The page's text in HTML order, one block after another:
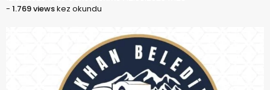
- 1.769 viewskez okundu